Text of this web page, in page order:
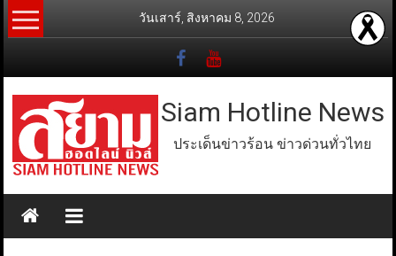
Skip
to
วันเสาร์, สิงหาคม 8, 2026
Siam Hotline News
ประเด็นข่าวร้อน ข่าวด่วนทั่วไทย